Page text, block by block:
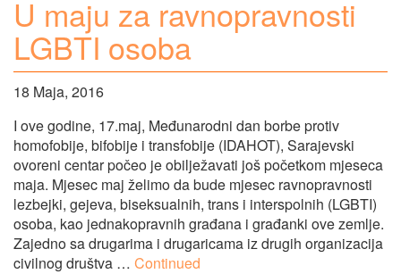
U maju za ravnopravnosti
LGBTI osoba
18 Maja, 2016
I ove godine, 17.maj, Međunarodni dan borbe protiv
homofobije, bifobije i transfobije (IDAHOT), Sarajevski
ovoreni centar počeo je obilježavati još početkom mjeseca
maja. Mjesec maj želimo da bude mjesec ravnopravnosti
lezbejki, gejeva, biseksualnih, trans i interspolnih (LGBTI)
osoba, kao jednakopravnih građana i građanki ove zemlje.
Zajedno sa drugarima i drugaricama iz drugih organizacija
civilnog društva … Continued